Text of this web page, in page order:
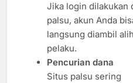
Jika login dilakukan
palsu, akun Anda
langsung diambil
pelaku.
Pencurian dana
Situs palsu sering